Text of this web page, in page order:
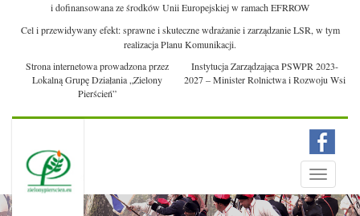
i dofinansowana ze środków Unii Europejskiej w ramach EFRROW
Cel i przewidywany efekt: sprawne i skuteczne wdrażanie i zarządzanie LSR, w tym
realizacja Planu Komunikacji.
Strona internetowa prowadzona przez
Lokalną Grupę Działania „Zielony
Pierścień”
Instytucja Zarządzająca PSWPR 2023-
2027 – Minister Rolnictwa i Rozwoju Wsi
Toggle
Menu